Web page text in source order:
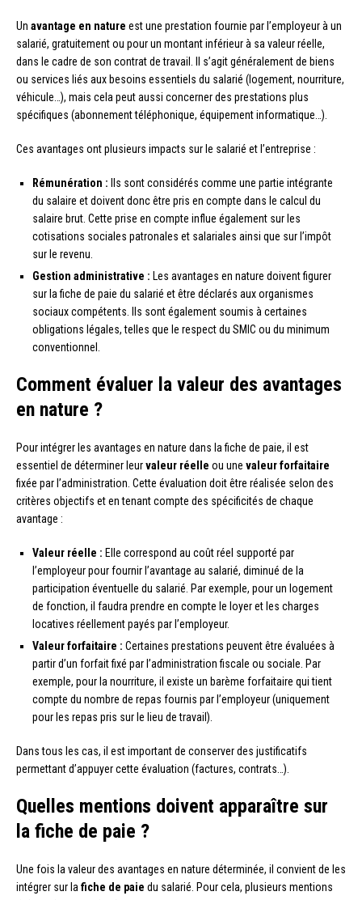
Un avantage en nature est une prestation fournie par l’employeur à un
salarié, gratuitement ou pour un montant inférieur à sa valeur réelle,
dans le cadre de son contrat de travail. Il s’agit généralement de biens
ou services liés aux besoins essentiels du salarié (logement, nourriture,
véhicule…), mais cela peut aussi concerner des prestations plus
spécifiques (abonnement téléphonique, équipement informatique…).
Ces avantages ont plusieurs impacts sur le salarié et l’entreprise :
Rémunération : Ils sont considérés comme une partie intégrante
du salaire et doivent donc être pris en compte dans le calcul du
salaire brut. Cette prise en compte influe également sur les
cotisations sociales patronales et salariales ainsi que sur l’impôt
sur le revenu.
Gestion administrative : Les avantages en nature doivent figurer
sur la fiche de paie du salarié et être déclarés aux organismes
sociaux compétents. Ils sont également soumis à certaines
obligations légales, telles que le respect du SMIC ou du minimum
conventionnel.
Comment évaluer la valeur des avantages
en nature ?
Pour intégrer les avantages en nature dans la fiche de paie, il est
essentiel de déterminer leurvaleur réelle ou une valeur forfaitaire
fixée par l’administration. Cette évaluation doit être réalisée selon des
critères objectifs et en tenant compte des spécificités de chaque
avantage :
Valeur réelle : Elle correspond au coût réel supporté par
l’employeur pour fournir l’avantage au salarié, diminué de la
participation éventuelle du salarié. Par exemple, pour un logement
de fonction, il faudra prendre en compte le loyer et les charges
locatives réellement payés par l’employeur.
Valeur forfaitaire : Certaines prestations peuvent être évaluées à
partir d’un forfait fixé par l’administration fiscale ou sociale. Par
exemple, pour la nourriture, il existe un barème forfaitaire qui tient
compte du nombre de repas fournis par l’employeur (uniquement
pour les repas pris sur le lieu de travail).
Dans tous les cas, il est important de conserver des justificatifs
permettant d’appuyer cette évaluation (factures, contrats…).
Quelles mentions doivent apparaître sur
la fiche de paie ?
Une fois la valeur des avantages en nature déterminée, il convient de les
intégrer sur la fiche de paie du salarié. Pour cela, plusieurs mentions